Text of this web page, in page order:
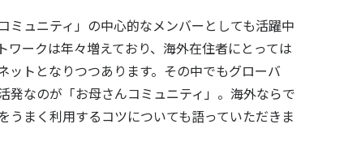
ミュニティ」の中心的なメンバーとしても活躍中
ワークは年々増えており、海外在住者にとっては
ットとなりつつあります。その中でもグローバ
発なのが「お母さんコミュニティ」。海外ならで
うまく利用するコツについても語っていただきま